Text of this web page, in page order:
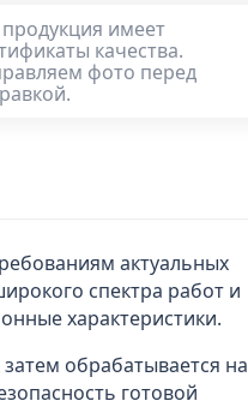
продукция имеет
качества.
фото перед
актуальных
спектра работ и
характеристики.
обрабатывается на
готовой